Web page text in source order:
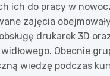
ich do pracy w
zajęcia
drukarek 3D
Obecnie
wiedzę podczas